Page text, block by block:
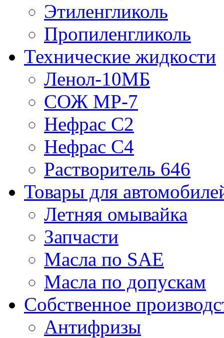
Этиленгликоль
Пропиленгликоль
Технические жидкости
Ленол-10МБ
СОЖ МР-7
Нефрас С2
Нефрас С4
Растворитель 646
Товары для
Летняя омывайка
Запчасти
Масла по SAE
Масла по допускам
Собственное
Антифризы